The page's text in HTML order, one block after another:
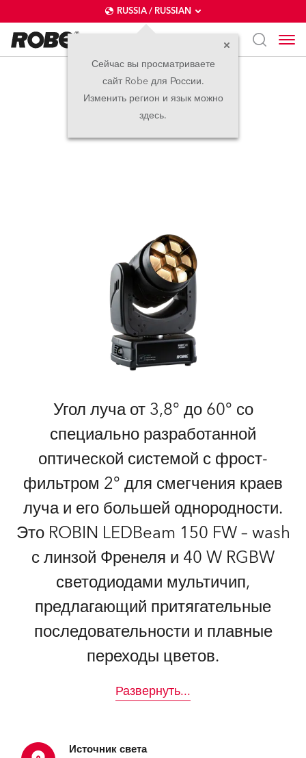
RUSSIA / RUSSIAN
Сейчас вы просматриваете
сайт Robe для России.
Изменить регион и язык можно
здесь.
LEDBeam 150™ FW
прекращено
Угол луча от 3,8° до 60° со
специально разработанной
оптической системой с фрост-
фильтром 2° для смегчения краев
луча и его большей однородности.
Это ROBIN LEDBeam 150 FW – wash
с линзой Френеля и 40 W RGBW
светодиодами мультичип,
предлагающий притягательные
последовательности и плавные
переходы цветов.
Развернуть...
Источник света